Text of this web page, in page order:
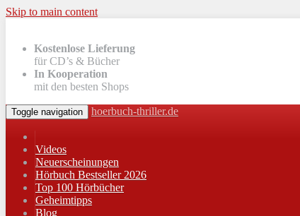
Skip to main content
Kostenlose Lieferung
für CD’s & Bücher
In Kooperation
mit den besten Shops
Toggle navigation hoerbuch-thriller.de
Videos
Neuerscheinungen
Hörbuch Bestseller 2026
Top 100 Hörbücher
Geheimtipps
Blog